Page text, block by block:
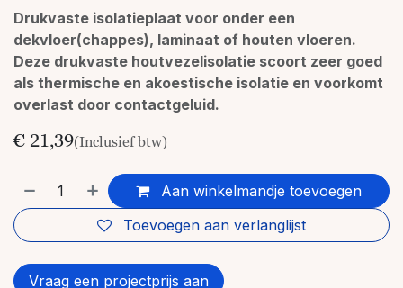
Drukvaste isolatieplaat voor onder een
dekvloer(chappes), laminaat of houten vloeren.
Deze drukvaste houtvezelisolatie scoort zeer goed
als thermische en akoestische isolatie en voorkomt
overlast door contactgeluid.
€ 21,39(Inclusief btw)
Aan winkelmandje toevoegen
Toevoegen aan verlanglijst
Vraag een projectprijs aan